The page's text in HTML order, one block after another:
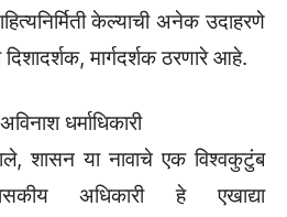
केल्याची अनेक उदाहरणे
मार्गदर्शक ठरणारे आहे.
धर्माधिकारी
शासन या नावाचे एक विश्वकुटुंब
अधिकारी हे एखाद्या